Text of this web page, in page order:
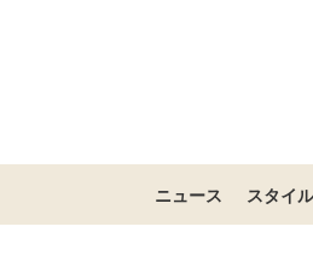
ニュース スタイル